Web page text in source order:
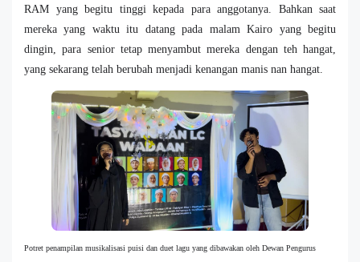
RAM yang begitu tinggi kepada para anggotanya. Bahkan saat
mereka yang waktu itu datang pada malam Kairo yang begitu
dingin, para senior tetap menyambut mereka dengan teh hangat,
yang sekarang telah berubah menjadi kenangan manis nan hangat.
Potret penampilan musikalisasi puisi dan duet lagu yang dibawakan oleh Dewan Pengurus